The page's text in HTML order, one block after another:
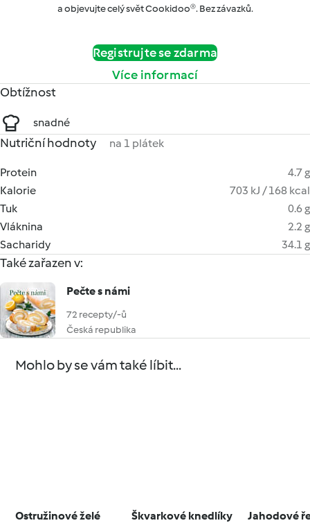
a objevujte celý svět Cookidoo®. Bez závazků.
Registrujte se zdarma
Více informací
Obtížnost
snadné
Nutriční hodnoty na 1 plátek
Protein
4.7 g
Kalorie
703 kJ / 168 kcal
Tuk
0.6 g
Vláknina
2.2 g
Sacharidy
34.1 g
Také zařazen v:
Pečte s námi
72 recepty/-ů
Česká republika
Mohlo by se vám také líbit...
Ostružinové želé Škvarkové knedlíky Jahodové